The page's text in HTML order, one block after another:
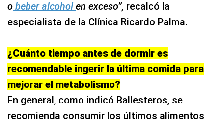
o beber alcoholen exceso”, recalcó la
especialista de la Clínica Ricardo Palma.
¿Cuánto tiempo antes de dormir es
recomendable ingerir la última comida para
mejorar el metabolismo?
En general, como indicó Ballesteros, se
recomienda consumir los últimos alimentos